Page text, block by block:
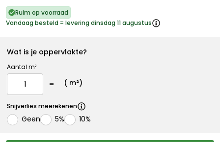
Ruim op voorraad
Vandaag besteld = levering dinsdag 11 augustus
Wat is je oppervlakte?
Aantal m²
( m²)
Snijverlies meerekenen
Geen 5% 10%